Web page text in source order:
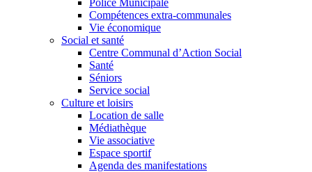
Police Municipale
Compétences extra-communales
Vie économique
Social et santé
Centre Communal d’Action Social
Santé
Séniors
Service social
Culture et loisirs
Location de salle
Médiathèque
Vie associative
Espace sportif
Agenda des manifestations